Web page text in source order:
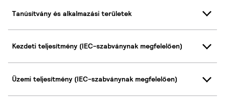
Tanúsítvány és alkalmazási területek
Kezdeti teljesítmény (IEC-szabványnak megfelelően)
Üzemi teljesítmény (IEC-szabványnak megfelelően)